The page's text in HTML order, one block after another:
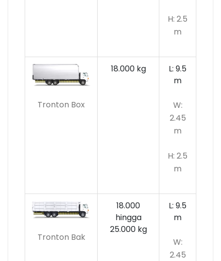
H: 2.5
m
Tronton Box
18.000 kg
L: 9.5
m
W:
2.45
m
H: 2.5
m
Tronton Bak
18.000
hingga
25.000 kg
L: 9.5
m
W:
2.45